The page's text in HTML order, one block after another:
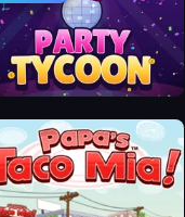
Party Tycoon